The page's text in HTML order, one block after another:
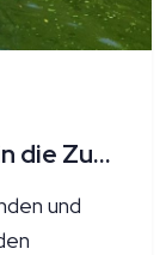
Die Hitzewelle als Fenster in die Zukunft nutzen
und